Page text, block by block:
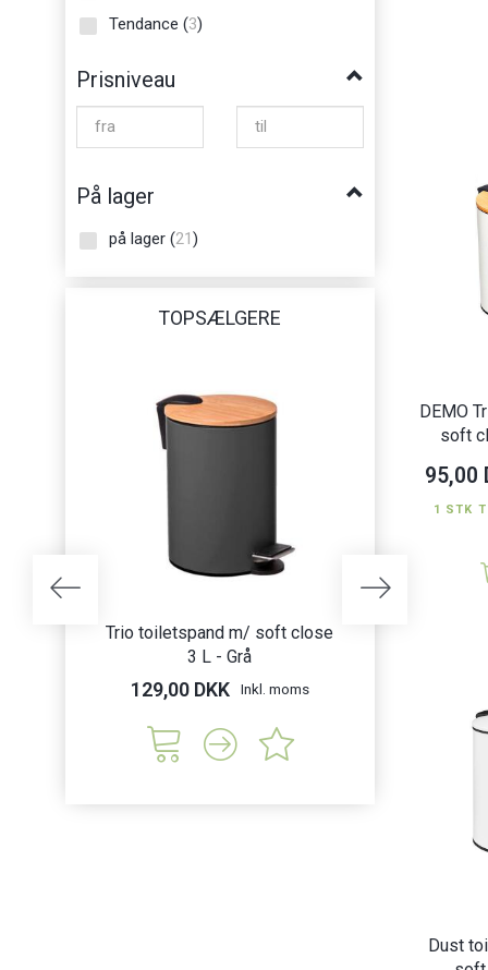
Tendance (3)
Prisniveau
På lager
på lager (21)
TOPSÆLGERE
Trio toiletspand m/ soft close
3 L - Grå
129,00 DKK Inkl. moms
DEMO
soft
95,00
1 STK
Dust